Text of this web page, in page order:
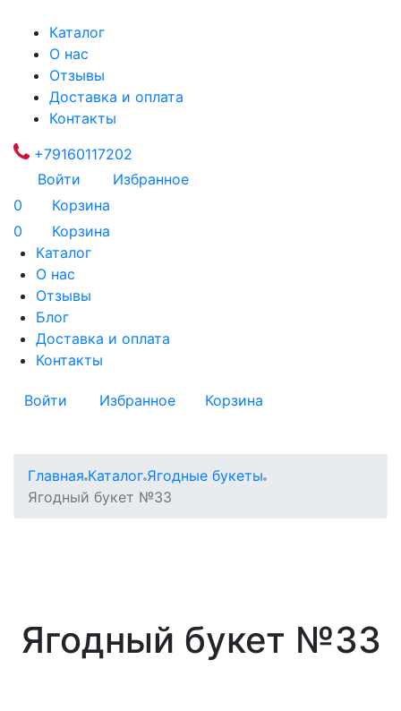
Каталог
О нас
Отзывы
Доставка и оплата
Контакты
+79160117202
Войти
Избранное
0
Корзина
0
Корзина
Каталог
О нас
Отзывы
Блог
Доставка и оплата
Контакты
Войти Избранное Корзина
Главная Каталог Ягодные букеты
Ягодный букет №33
Ягодный букет №33